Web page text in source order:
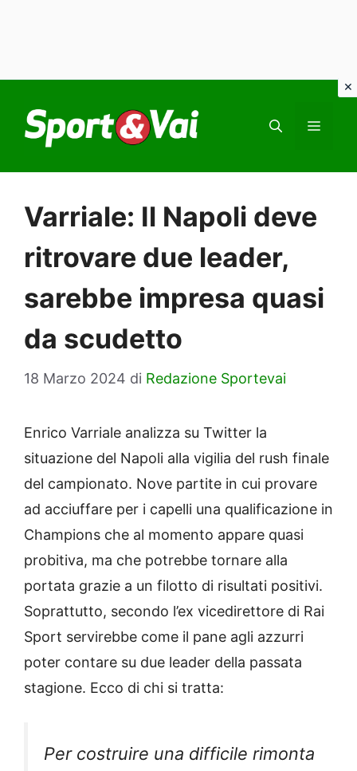
contenuto
Varriale: Il Napoli deve
ritrovare due leader,
sarebbe impresa quasi
da scudetto
18 Marzo 2024 di Redazione Sportevai
Enrico Varriale analizza su Twitter la
situazione del Napoli alla vigilia del rush finale
del campionato. Nove partite in cui provare
ad acciuffare per i capelli una qualificazione in
Champions che al momento appare quasi
probitiva, ma che potrebbe tornare alla
portata grazie a un filotto di risultati positivi.
Soprattutto, secondo l’ex vicedirettore di Rai
Sport servirebbe come il pane agli azzurri
poter contare su due leader della passata
stagione. Ecco di chi si tratta:
Per costruire una difficile rimonta